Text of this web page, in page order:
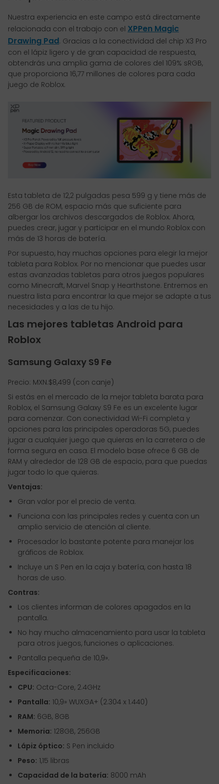
Nuestra experiencia en este campo está directamente
relacionada con el trabajo con el XPPen Magic
Drawing Pad. Gracias a la conectividad del chip X3 Pro
con el lápiz ligero y de gran capacidad de respuesta,
obtendrás una amplia gama de colores del 109% sRGB,
que proporciona 16,77 millones de colores para cada
juego de Roblox.
Esta tableta de 12,2 pulgadas pesa 599 g y tiene más de
256 GB de ROM, espacio más que suficiente para
albergar los archivos descargados de Roblox. Ahora,
puedes crear, jugar y participar en el mundo Roblox con
más de 13 horas de batería.
Por supuesto, hay muchas opciones para elegir la mejor
tableta para Roblox. Por no mencionar que puedes usar
estas avanzadas tabletas para otros juegos populares
como Minecraft, Marvel Snap y Hearthstone. Entremos en
nuestra lista para encontrar la que mejor se adapte a tus
necesidades y a las de tu hijo.
Las mejores tabletas Android para
Roblox
Samsung Galaxy S9 Fe
Precio: MXN.$8,499 (con canje)
Si estás en el mercado de la mejor tableta barata para
Roblox, el Samsung Galaxy S9 Fe es un excelente lugar
para comenzar. Con conectividad Wi-Fi completa y
opciones para las principales operadoras 5G, puedes
jugar a cualquier juego que quieras en la carretera o de
forma segura en casa. El modelo base ofrece 6 GB de
RAM y alrededor de 128 GB de espacio, para que puedas
jugar todo lo que quieras.
Ventajas:
Gran valor por el precio de venta.
Funciona con las principales redes y cuenta con un
amplio servicio de atención al cliente.
Procesador lo bastante potente para manejar los
gráficos de Roblox.
Incluye un S Pen en la caja y batería, con hasta 18
horas de uso.
Contras:
Los clientes informan de colores apagados en la
pantalla.
No hay mucho almacenamiento para usar la tableta
para otros juegos, funciones o aplicaciones.
Pantalla pequeña de 10,9».
Especificaciones:
CPU: Octa-Core, 2.4GHz
Pantalla: 10,9» WUXGA+ (2.304 x 1.440)
RAM: 6GB, 8GB
Memoria: 128GB, 256GB
Lápiz óptico: S Pen incluido
Peso: 1,15 libras
Capacidad de la batería: 8000 mAh